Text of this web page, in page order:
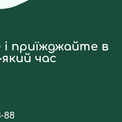
приїжджайте в
час
88